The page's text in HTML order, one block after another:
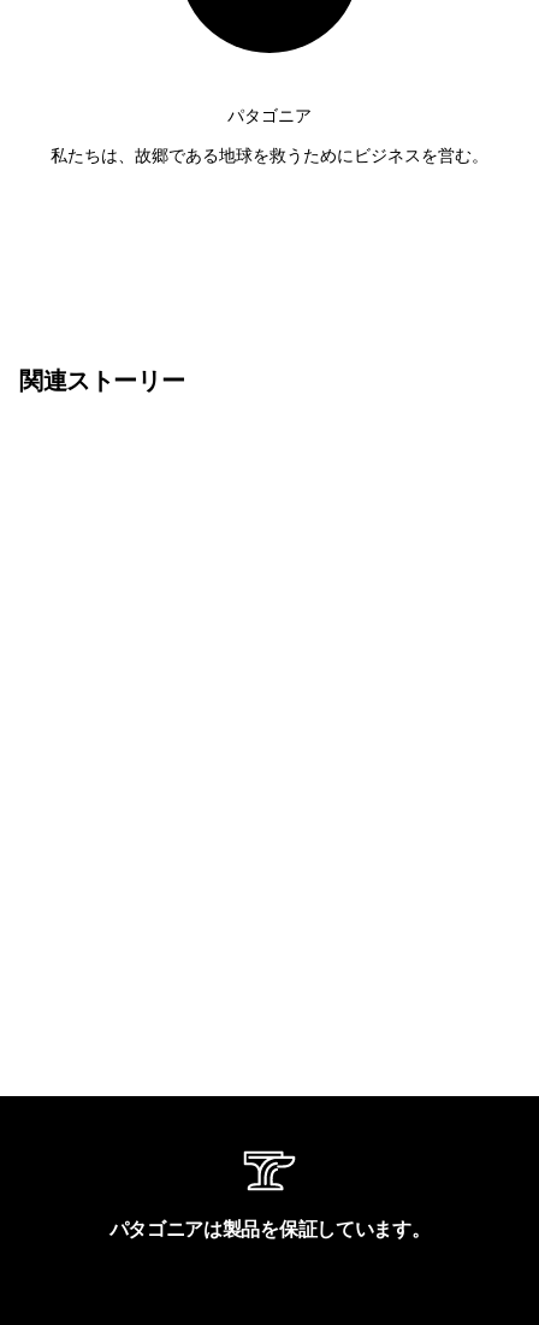
パタゴニア
私たちは、故郷である地球を救うためにビジネスを営む。
関連ストーリー
パタゴニアは製品を保証しています。